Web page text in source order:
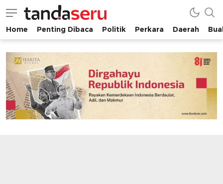
tandaseru.com | Penting Dibaca
tandaseru.com
Home Penting Dibaca Politik Perkara Daerah